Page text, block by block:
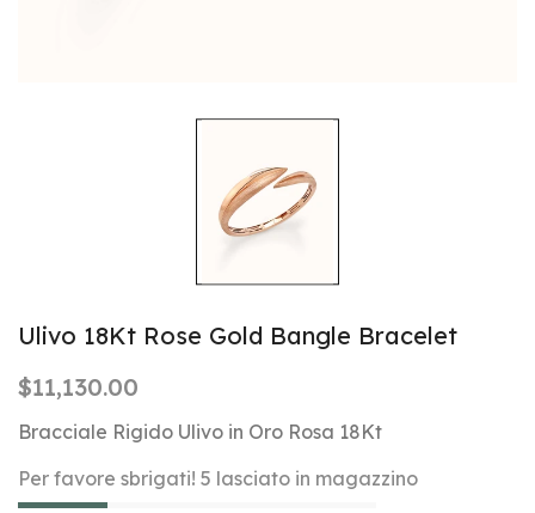
Ulivo 18Kt Rose Gold Bangle Bracelet
$11,130.00
Bracciale Rigido Ulivo in Oro Rosa 18Kt
Per favore sbrigati! 5 lasciato in magazzino